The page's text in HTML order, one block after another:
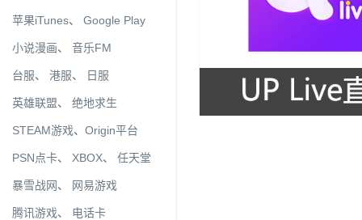
苹果iTunes、 Google Play
小说漫画、 音乐FM
台服、 港服、 日服
英雄联盟、 绝地求生
STEAM游戏、 Origin平台
PSN点卡、 XBOX、 任天堂
暴雪战网、 网易游戏
腾讯游戏、 电话卡